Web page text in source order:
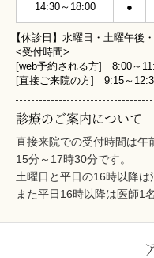
14:30～18:00 ●
【休診日】水曜日・土曜午後
<受付時間>
[web予約される方] 8:00～
[直接ご来院の方] 9:15～
診療のご案内について
直接来院での受付時間は
15分～17時30分です。
土曜日と平日の16時以降は
また平日16時以降は医師1